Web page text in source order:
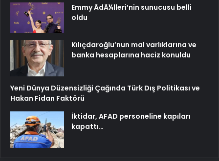
Emmy ÃdÃ¼lleri’nin sunucusu belli
oldu
Kılıçdaroğlu’nun mal varlıklarına ve
banka hesaplarına haciz konuldu
Yeni Dünya Düzensizliği Çağında Türk Dış Politikası ve
Hakan Fidan Faktörü
İktidar, AFAD personeline kapıları
kapattı…